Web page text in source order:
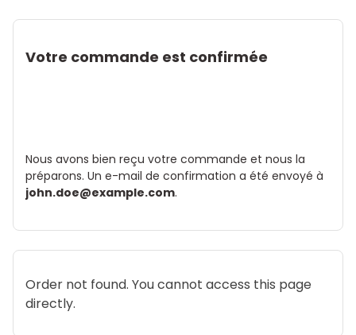
Votre commande est confirmée
Nous avons bien reçu votre commande et nous la
préparons. Un e-mail de confirmation a été envoyé à
john.doe@example.com.
Order not found. You cannot access this page
directly.